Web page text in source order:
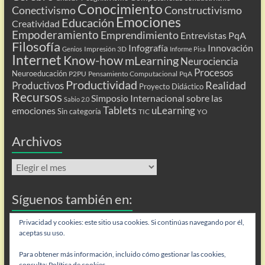
ConectivismoConocimientoConstructivismo
Creatividad Educación Emociones
Empoderamiento Emprendimiento Entrevistas PqA
Filosofía Genios Impresión 3D Infografía Informe Pisa Innovación
Internet Know-howmLearning Neurociencia
Neuroeducación P2PU Pensamiento Computacional PqA Procesos
Productivos Productividad Proyecto Didáctico Realidad
Recursos Sabio 2.0 Simposio Internacional sobre las
emociones Sin categoría Tablets TIC uLearning YO
Archivos
Archivos
Síguenos también en:
Flip
Privacidad y cookies: este sitio usa cookies. Si continúas navegando por él,
aceptas su uso.
Para obtener más información, incluido cómo gestionar las cookies,